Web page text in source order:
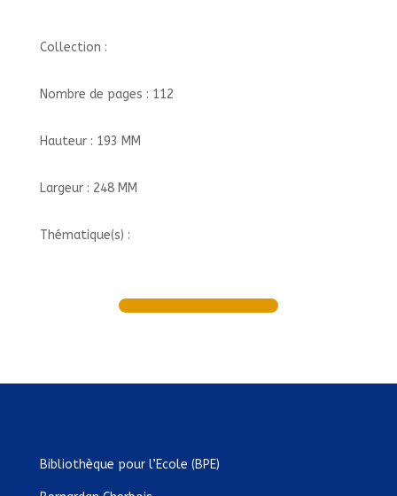
Collection :
Nombre de pages : 112
Hauteur : 193 MM
Largeur : 248 MM
Thématique(s) :
Bibliothèque pour l’Ecole (BPE)